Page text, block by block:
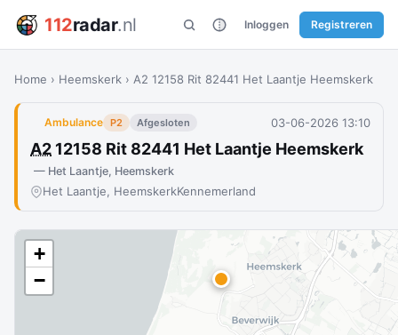
112radar.nl Inloggen Registreren
Home › Heemskerk › A2 12158 Rit 82441 Het Laantje Heemskerk
Ambulance P2 Afgesloten 03-06-2026 13:10
A2 12158 Rit 82441 Het Laantje Heemskerk
— Het Laantje, Heemskerk
Het Laantje, HeemskerkKennemerland
+
−